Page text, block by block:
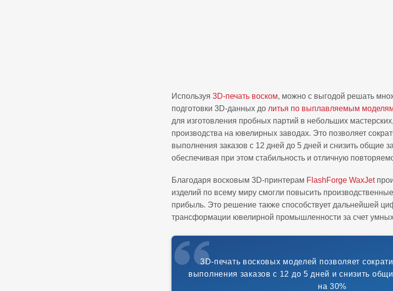
Используя 3D‑печать воском, можно с выгодой решать
подготовки 3D-данных до литья по выплавляемым
для изготовления пробных партий в небольших
производства на ювелирных заводах. Это позволяет
выполнения заказов с 12 дней до 5 дней и снизить общие
обеспечивая при этом стабильность и отличную
Благодаря восковым 3D‑принтерам FlashForge WaxJet
изделий по всему миру смогли повысить
прибыль. Это решение также способствует дальнейшей
трансформации ювелирной промышленности за счет умных
3D-печать восковых моделей позволяет
выполнения заказов с 12 до 5 дней и снизить
на 30%